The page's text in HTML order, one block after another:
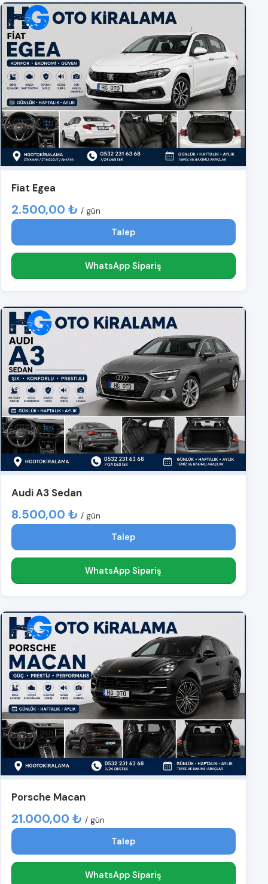
Fiat Egea
2.500,00 ₺ / gün
Talep
WhatsApp Sipariş
Audi A3 Sedan
8.500,00 ₺ / gün
Talep
WhatsApp Sipariş
Porsche Macan
21.000,00 ₺ / gün
Talep
WhatsApp Sipariş